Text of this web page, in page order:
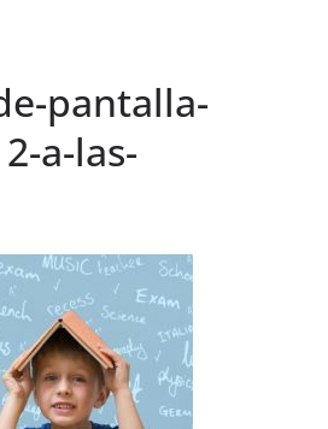
pantalla-
a-las-